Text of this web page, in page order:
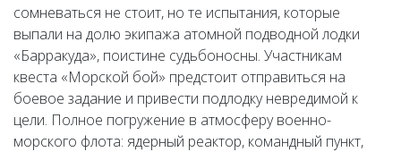
сомневаться не стоит, но те испытания, которые
выпали на долю экипажа атомной подводной лодки
«Барракуда», поистине судьбоносны. Участникам
квеста «Морской бой» предстоит отправиться на
боевое задание и привести подлодку невредимой к
цели. Полное погружение в атмосферу военно-
морского флота: ядерный реактор, командный пункт,